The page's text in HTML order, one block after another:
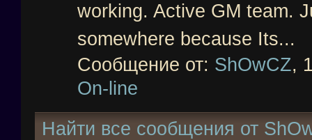
working. Active GM team.
somewhere because Its...
Сообщение от: ShOwCZ,
On-line
Найти все сообщения от